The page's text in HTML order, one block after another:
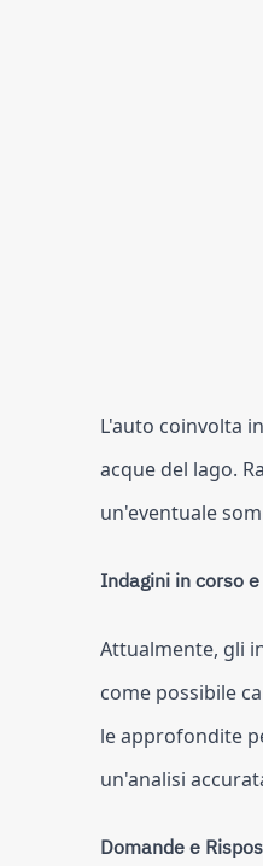
L'auto coinvolta
acque del lago.
un'eventuale
Indagini in corso
Attualmente, gli
come possibile
le approfondite
un'analisi
Domande e